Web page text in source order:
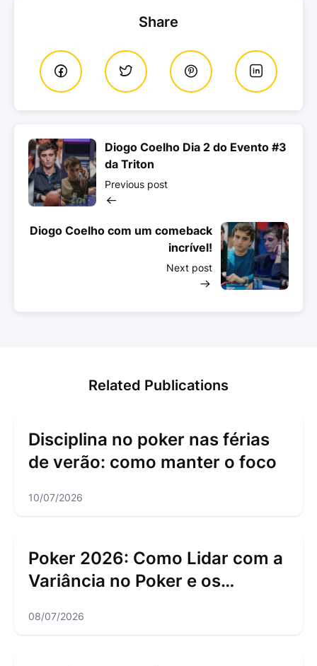
Share
Diogo Coelho Dia 2 do Evento #3
da Triton
Previous post
Diogo Coelho com um comeback
incrível!
Next post
Related Publications
Disciplina no poker nas férias
de verão: como manter o foco
10/07/2026
Poker 2026: Como Lidar com a
Variância no Poker e os
08/07/2026